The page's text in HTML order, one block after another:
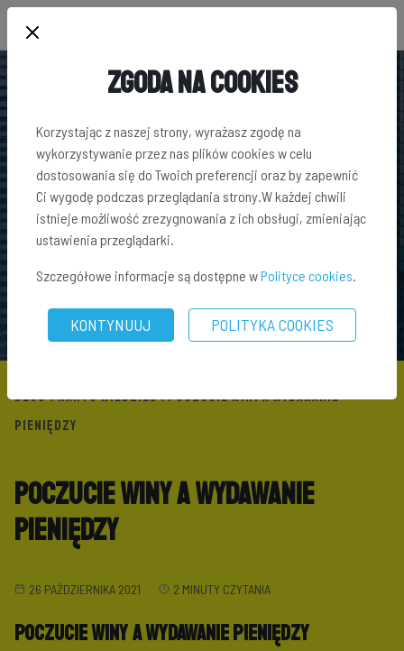
BLOG\WARTO WIEDZIEĆ\ POCZUCIE WINY A WYDAWANIE
PIENIĘDZY
Poczucie winy a wydawanie
pieniędzy
26 PAŹDZIERNIKA 2021 2 MINUTY CZYTANIA
Poczucie winy a wydawanie pieniędzy
Zgoda na Cookies
Korzystając z naszej strony, wyrażasz zgodę na
wykorzystywanie przez nas plików cookies w celu
dostosowania się do Twoich preferencji oraz by zapewnić
Ci wygodę podczas przeglądania strony.W każdej chwili
istnieje możliwość zrezygnowania z ich obsługi, zmieniając
ustawienia przeglądarki.
Szczegółowe informacje są dostępne wPolityce cookies.
KONTYNUUJ POLITYKA COOKIES